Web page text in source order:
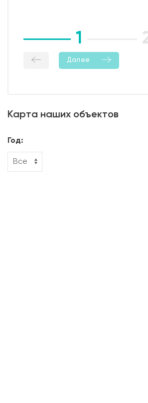
1
Далее
Карта наших объектов
Год: